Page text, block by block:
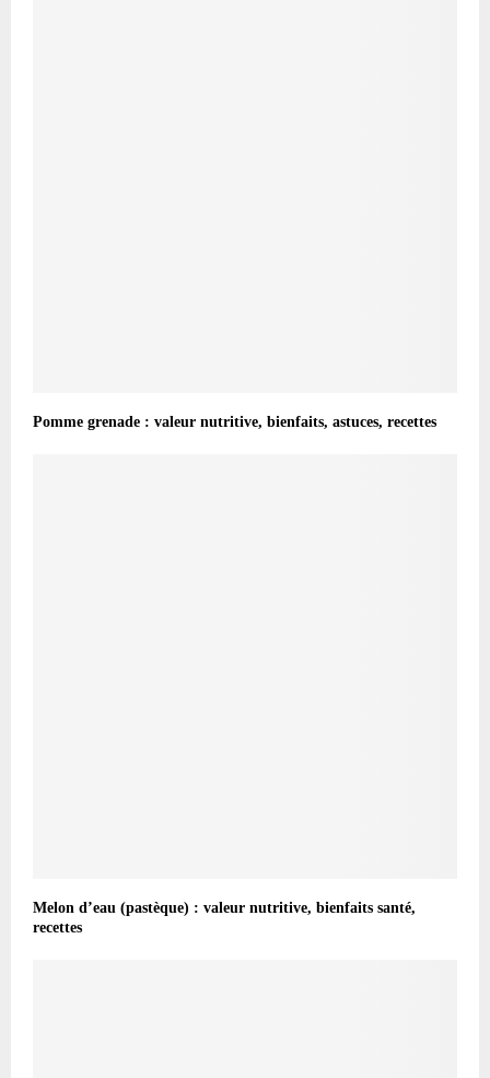
Pomme grenade : valeur nutritive, bienfaits, astuces, recettes
Melon d’eau (pastèque) : valeur nutritive, bienfaits santé,
recettes